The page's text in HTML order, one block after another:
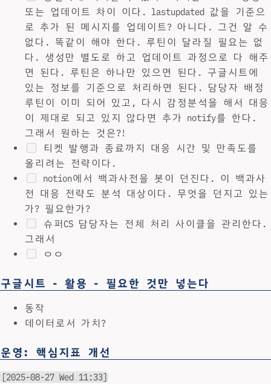
또는 업데이트 차이 이다. lastupdated 값을 기준으
로 추가 된 메시지를 업데이트? 아니다. 그건 알 수
없다. 똑같이 해야 한다. 루틴이 달라질 필요는 없
다. 생성만 별도로 하고 업데이트 과정으로 다 해주
면 된다. 루틴은 하나만 있으면 된다. 구글시트에
있는 정보를 기준으로 처리하면 된다. 담당자 배정
루틴이 이미 되어 있고, 다시 감정분석을 해서 대응
이 제대로 되고 있지 않다면 추가 notify를 한다.
그래서 원하는 것은?!
티켓 발행과 종료까지 대응 시간 및 만족도를
올리려는 전략이다.
notion에서 백과사전을 봇이 던진다. 이 백과사
전 대응 전략도 분석 대상이다. 무엇을 던지고 있는
가? 필요한가?
슈퍼CS 담당자는 전체 처리 사이클을 관리한다.
그래서
ㅇㅇ
구글시트 - 활용 - 필요한 것만 넣는다
동작
데이터로서 가치?
운영: 핵심지표 개선
[2025-08-27 Wed 11:33]